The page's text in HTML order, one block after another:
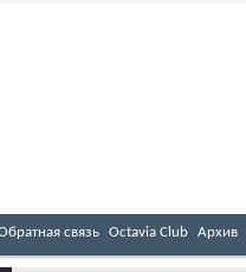
связь Octavia Club Архив